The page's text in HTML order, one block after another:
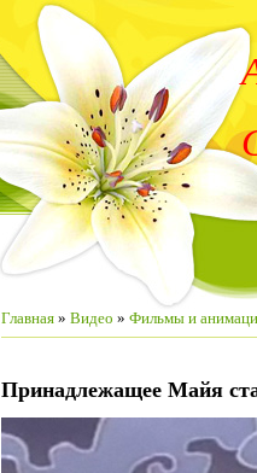
Главная » Видео » Фильмы и
Принадлежащее Майя